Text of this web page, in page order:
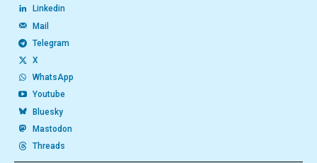
Linkedin
Mail
Telegram
X
WhatsApp
Youtube
Bluesky
Mastodon
Threads